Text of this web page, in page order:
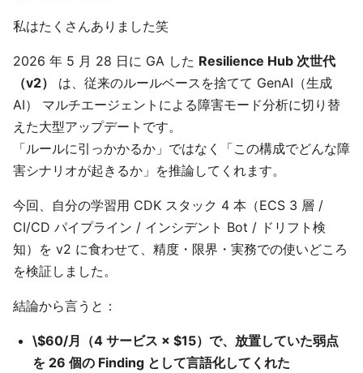
私はたくさんありました笑
2026 年 5 月 28 日に GA した Resilience Hub 次世代
（v2）
は、従来のルールベースを捨てて GenAI（生成
AI） マルチエージェントによる障害モード分析に切り替
えた大型アップデートです。
「ルールに引っかかるか」ではなく「この構成でどんな障
害シナリオが起きるか」を推論してくれます。
今回、自分の学習用 CDK スタック 4 本（ECS 3 層 /
CI/CD パイプライン / インシデント Bot / ドリフト検
知）を v2 に食わせて、精度・限界・実務での使いどころ
を検証しました。
結論から言うと：
\$60/月（4 サービス × $15）で、放置していた弱点
を 26 個の Finding として言語化してくれた